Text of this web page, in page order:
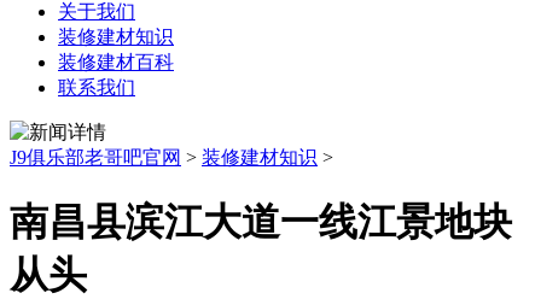
关于我们
装修建材知识
装修建材百科
联系我们
J9俱乐部老哥吧官网 > 装修建材知识 >
南昌县滨江大道一线江景地块
从头